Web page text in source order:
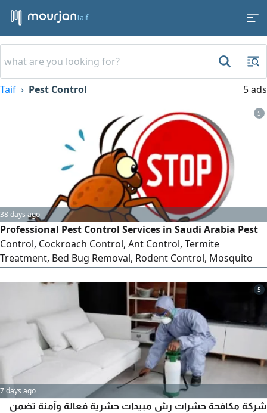
Taif
Taif Pest Control 5 ads
5
38 days ago
Professional Pest Control Services in Saudi Arabia Pest
Control, Cockroach Control, Ant Control, Termite
Treatment, Bed Bug Removal, Rodent Control, Mosquito
approved products for homes, apartments, villas, offices,
restaurants, warehouses, and commercial properties. Fast
response, affordable prices, high - quality service, available
5
7 days ago
شركة مكافحة حشرات رش مبيدات حشرية فعالة وآمنة تضمن